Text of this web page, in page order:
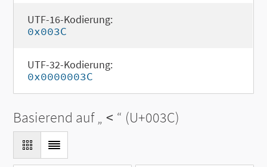
UTF-16-Kodierung:
0x003C
UTF-32-Kodierung:
0x0000003C
Basierend auf „ < “ (U+003C)